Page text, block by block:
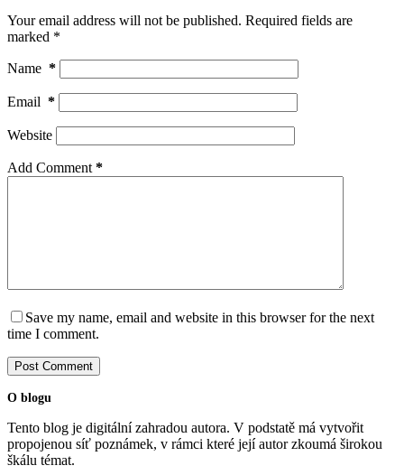
Your email address will not be published. Required fields are
marked *
Name *
Email *
Website
Add Comment *
Save my name, email and website in this browser for the next
time I comment.
Post Comment
O blogu
Tento blog je digitální zahradou autora. V podstatě má vytvořit
propojenou síť poznámek, v rámci které její autor zkoumá širokou
škálu témat.